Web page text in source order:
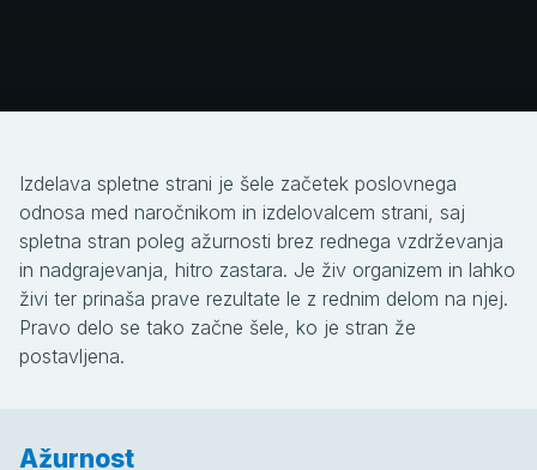
Izdelava spletne strani je šele začetek poslovnega
odnosa med naročnikom in izdelovalcem strani, saj
spletna stran poleg ažurnosti brez rednega vzdrževanja
in nadgrajevanja, hitro zastara. Je živ organizem in lahko
živi ter prinaša prave rezultate le z rednim delom na njej.
Pravo delo se tako začne šele, ko je stran že
postavljena.
Ažurnost